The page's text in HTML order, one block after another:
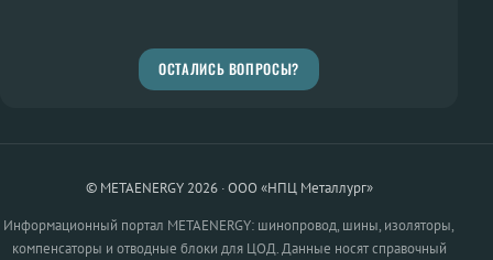
ОСТАЛИСЬ ВОПРОСЫ?
© METAENERGY 2026 · ООО «НПЦ Металлург»
Информационный портал METAENERGY: шинопровод, шины, изоляторы,
компенсаторы и отводные блоки для ЦОД. Данные носят справочный